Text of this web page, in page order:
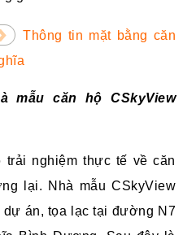
Thông tin mặt bằng căn
mẫu căn hộ CSkyView
nghiệm thực tế về căn
lại. Nhà mẫu CSkyView
án, tọa lạc tại đường N7